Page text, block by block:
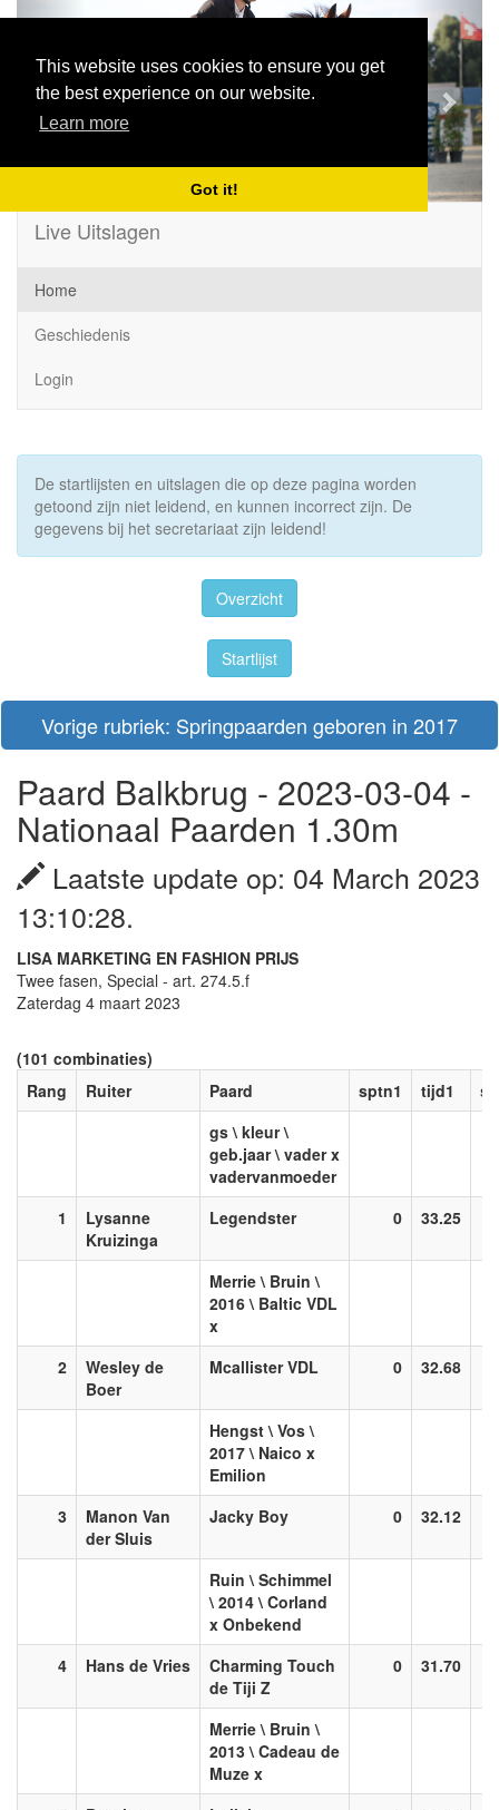
This website uses cookies to ensure you get
the best experience on our website.
Learn more
Got it!
Previous Next
Live Uitslagen
Home
Geschiedenis
Login
De startlijsten en uitslagen die op deze pagina worden
getoond zijn niet leidend, en kunnen incorrect zijn. De
gegevens bij het secretariaat zijn leidend!
Overzicht
Startlijst
Vorige rubriek: Springpaarden geboren in 2017
Paard Balkbrug - 2023-03-04 -
Nationaal Paarden 1.30m
Laatste update op: 04 March 2023
13:10:28.
LISA MARKETING EN FASHION PRIJS
Twee fasen, Special - art. 274.5.f
Zaterdag 4 maart 2023
(101 combinaties)
Rang
Ruiter Paard sptn1 tijd1
gs \ kleur \
geb.jaar \ vader x
vadervanmoeder
1
Lysanne
Kruizinga
Legendster 0 33.25
Merrie \ Bruin \
2016 \ Baltic VDL
x
2
Wesley de
Boer
Mcallister VDL 0 32.68
Hengst \ Vos \
2017 \ Naico x
Emilion
3
Manon Van
der Sluis
Jacky Boy 0 32.12
Ruin \ Schimmel
\ 2014 \ Corland
x Onbekend
4
Hans de Vries
Charming Touch
de Tiji Z
0 31.70
Merrie \ Bruin \
2013 \ Cadeau de
Muze x